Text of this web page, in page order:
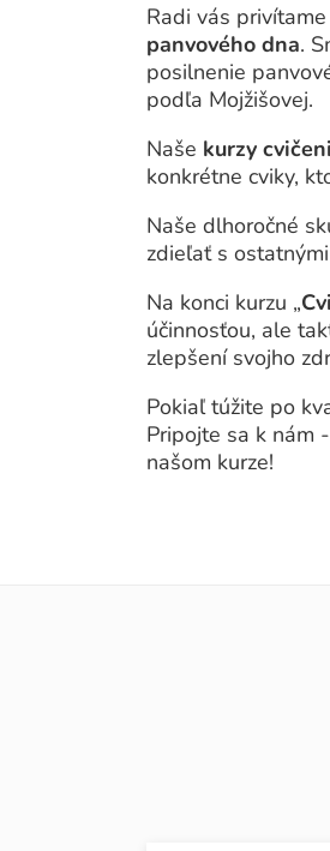
Radi vás
panvového dna.
posilnenie
podľa Mojžišovej.
Naše kurzy
konkrétne cviky,
Naše dlhoročné
zdieľať s
Na konci kurzu „
účinnosťou, ale
zlepšení svojho
Pokiaľ túžite po
Pripojte sa k nám
našom kurze!